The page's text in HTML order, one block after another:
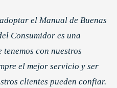
el Manual de Buenas
Consumidor es una
con nuestros
el mejor servicio y ser
clientes pueden confiar.